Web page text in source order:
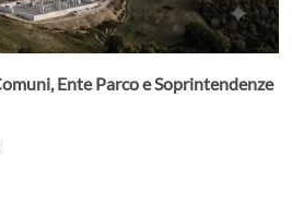
Ente Parco e Soprintendenze